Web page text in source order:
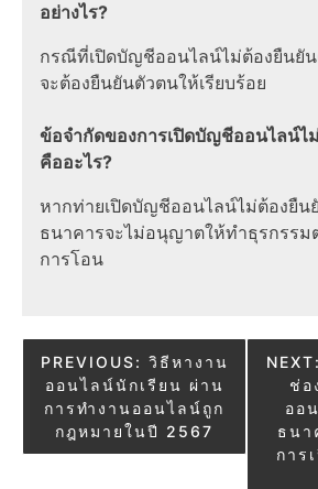
อย่างไร?
กรณีที่เปิดบัญชีออนไลน์ไม่ต้องยืนยั
จะต้องยืนยันตัวตนให้เรียบร้อย
ข้อจำกัดของการเปิดบัญชีออนไลน์ไ
คืออะไร?
หากท่ายเปิดบัญชีออนไลน์ไม่ต้องยืน
ธนาคารจะไม่อนุญาตให้ทำธุรกรรม
การโอน
Post
navigation
PREVIOUS: วิธีหางาน
ออนไลน์นักเรียน ผ่าน
การทำงานออนไลน์ถูก
กฎหมายในปี 2567
NEXT:
ช่อ
ออ
ธนา
การ